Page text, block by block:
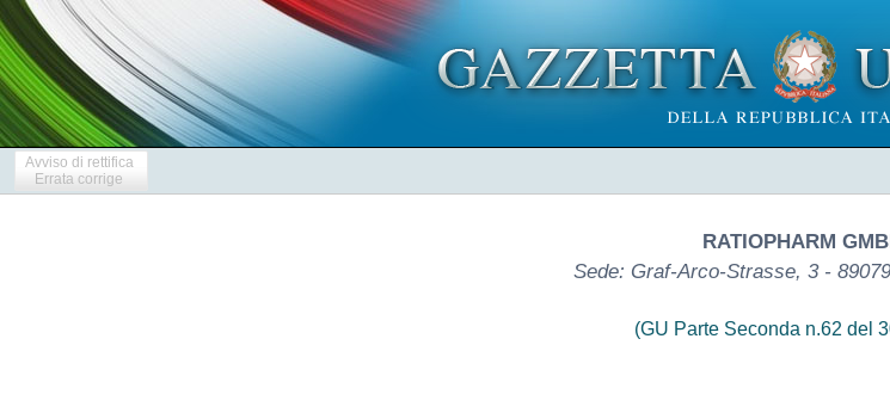
Avviso di rettifica
Errata corrige
RATIOPHARM
Sede: Graf-Arco-Strasse, 3 -
(GU Parte Seconda n.62 del